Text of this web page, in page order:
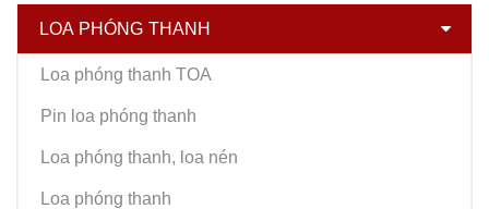
LOA PHÓNG THANH
Loa phóng thanh TOA
Pin loa phóng thanh
Loa phóng thanh, loa nén
Loa phóng thanh